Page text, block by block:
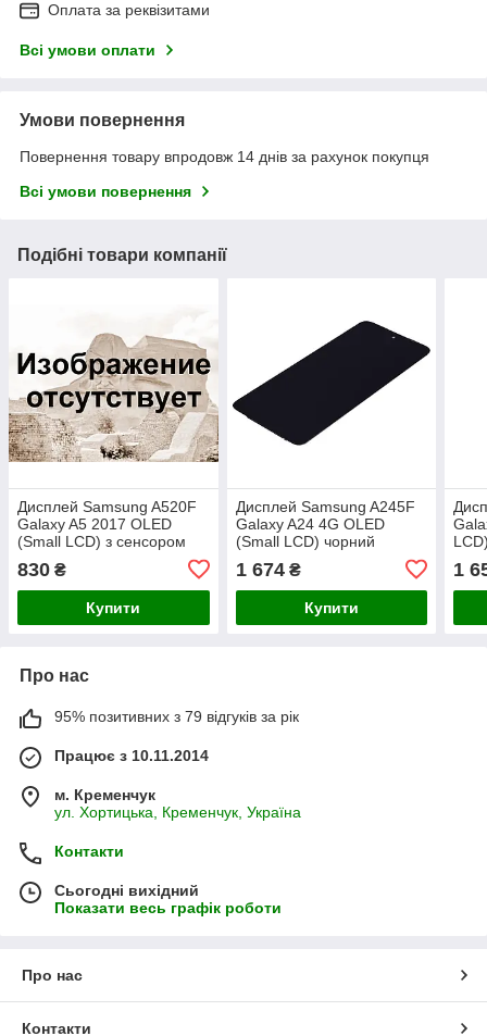
Оплата за реквізитами
Всі умови оплати
Умови повернення
Повернення товару впродовж 14 днів за рахунок покупця
Всі умови повернення
Подібні товари компанії
Дисплей Samsung A520F
Galaxy A5 2017 OLED
(Small LCD) з сенсором
830 ₴
Купити
Дисплей Samsung A245F
Galaxy A24 4G OLED
(Small LCD) чорний
1 674₴
Купити
1
Про нас
95% позитивних з 79 відгуків за рік
Працює з 10.11.2014
м. Кременчук
ул. Хортицька, Кременчук, Україна
Контакти
Сьогодні вихідний
Показати весь графік роботи
Про нас
Контакти